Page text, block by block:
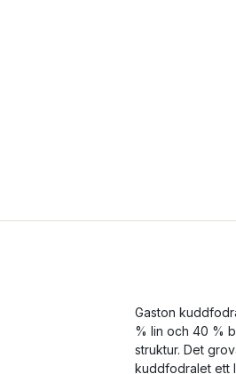
Gaston
% lin och 40 %
struktur. Det
kuddfodralet ett